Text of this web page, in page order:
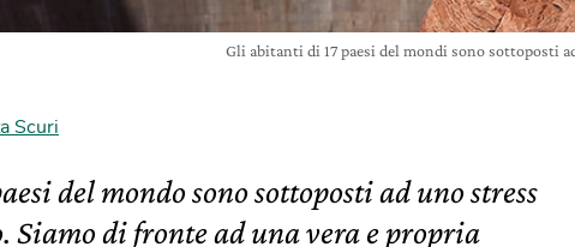
Gli abitanti di 17 paesi del mondi sono sottoposti
Scuri
del mondo sono sottoposti ad uno stress
Siamo di fronte ad una vera e propria